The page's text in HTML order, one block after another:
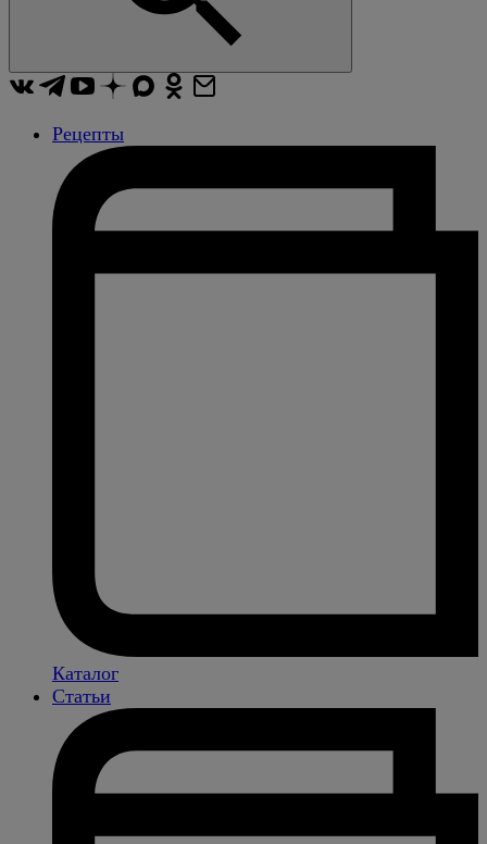
Рецепты
Каталог
Статьи